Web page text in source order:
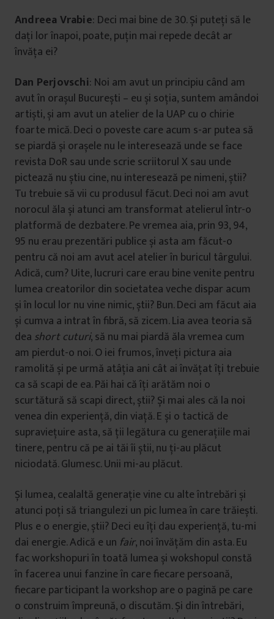
Andreea Vrabie: Deci mai bine de 30. Și puteți să le
dați lor înapoi, poate, puțin mai repede decât ar
învăța ei?
Dan Perjovschi: Noi am avut un principiu când am
avut în orașul București – eu și soția, suntem amândoi
artiști, și am avut un atelier de la UAP cu o chirie
foarte mică. Deci o poveste care acum s-ar putea să
se piardă și orașele nu le interesează unde se face
revista DoR sau unde scrie scriitorul X sau unde
pictează nu știu cine, nu interesează pe nimeni, știi?
Tu trebuie să vii cu produsul făcut. Deci noi am avut
norocul ăla și atunci am transformat atelierul într-o
platformă de dezbatere. Pe vremea aia, prin 93, 94,
95 nu erau prezentări publice și asta am făcut-o
pentru că noi am avut acel atelier în buricul târgului.
Adică, cum? Uite, lucruri care erau bine venite pentru
lumea creatorilor din societatea veche dispar acum
și în locul lor nu vine nimic, știi? Bun. Deci am făcut aia
și cumva a intrat în fibră, să zicem. Lia avea teoria să
dea short cuturi, să nu mai piardă ăla vremea cum
am pierdut-o noi. O iei frumos, înveți pictura aia
ramolită și pe urmă atâția ani cât ai învățat îți trebuie
ca să scapi de ea. Păi hai că îți arătăm noi o
scurtătură să scapi direct, știi? Și mai ales că la noi
venea din experiență, din viață. E și o tactică de
supraviețuire asta, să ții legătura cu generațiile mai
tinere, pentru că pe ai tăi îi știi, nu ți-au plăcut
niciodată. Glumesc. Unii mi-au plăcut.
Și lumea, cealaltă generație vine cu alte întrebări și
atunci poți să triangulezi un pic lumea în care trăiești.
Plus e o energie, știi? Deci eu îți dau experiență, tu-mi
dai energie. Adică e un fair, noi învățăm din asta. Eu
fac workshopuri în toată lumea și wokshopul constă
în facerea unui fanzine în care fiecare persoană,
fiecare participant la workshop are o pagină pe care
o construim împreună, o discutăm. Și din întrebări,